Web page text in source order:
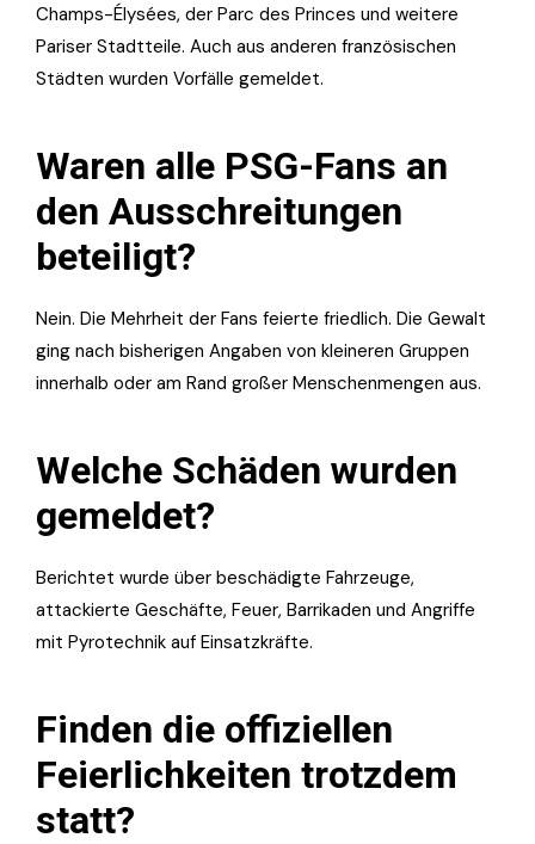
Champs-Élysées, der Parc des Princes und weitere
Pariser Stadtteile. Auch aus anderen französischen
Städten wurden Vorfälle gemeldet.
Waren alle PSG-Fans an
den Ausschreitungen
beteiligt?
Nein. Die Mehrheit der Fans feierte friedlich. Die Gewalt
ging nach bisherigen Angaben von kleineren Gruppen
innerhalb oder am Rand großer Menschenmengen aus.
Welche Schäden wurden
gemeldet?
Berichtet wurde über beschädigte Fahrzeuge,
attackierte Geschäfte, Feuer, Barrikaden und Angriffe
mit Pyrotechnik auf Einsatzkräfte.
Finden die offiziellen
Feierlichkeiten trotzdem
statt?